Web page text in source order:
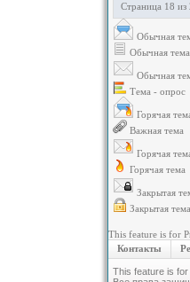
Страница 18 из
Обычная
Обычная тема
Обычная
Тема - опрос
Горячая
Важная тема
Горячая
Горячая тема
Закрытая
Закрытая тема
This feature is for
Контакты
This feature is